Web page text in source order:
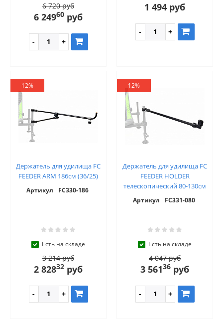
6 720 руб
6 24960 руб
1 494 руб
12%
Держатель для удилища FC
FEEDER ARM 186см (36/25)
Артикул FC330-186
Есть на складе
3 214 руб
2 82832 руб
12%
Держатель для удилища FC
FEEDER HOLDER
телескопический 80-130см
Артикул FC331-080
Есть на складе
4 047 руб
3 56136 руб